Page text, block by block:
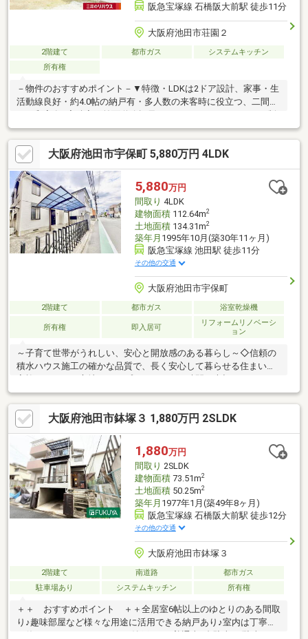
阪急宝塚線 石橋阪大前駅 徒歩11分
大阪府池田市荘園２
2階建て 都市ガス
システムキッチン
所有権
－物件のおすすめポイント－▼特徴・LDKは2ドア設計、家事・生
活動線良好・約4.0帖の納戸有・多人数の来客時に役立つ、二間続
きの和室有※容積率は前面道路幅員により4.2m×4／10×100％に制
限されます。※宅地造成工事規制区域内に位置するため、許可を
伴う宅地造成工事を行う際、大阪府知事の許可が必要。※建築基
準法に定める道路に接道していないため原則として建物の建築・
増築・改築は不可。 建築基準法43条2項1号の認定を受けた場合
には、建築物の建築・増築・改築が可能。■ ご希望の住まい探し
をお手伝いします ━━━━━・・・物件の詳細・ご相談はお気軽
にお問い合わせください。
大阪府池田市宇保町 5,880万円 4LDK
5,880万円
間取り 4LDK
建物面積112.64m2
土地面積134.31m2
築年月 1995年10月(築30年11ヶ月)
阪急宝塚線 池田駅 徒歩11分
その他の交通
大阪府池田市宇保町
2階建て 都市ガス 浴室乾燥機
所有権 即入居可
リフォームリノベーシ
ョン
～子育て世帯がうれしい、安心と開放感のある暮らし～◇信頼の
積水ハウス施工の確かな品質で、長く安心して暮らせる住まい◇
とりある4LDKの間取り◇駅徒歩11分の好立地で毎日の通勤、通学
に便利なアクセスの良さ◇開放的で落ち着いた周辺環境◇前面道
路が広く開放感あり◇人気の教育環境「池田市立呉服小学校」エ
リア【上場企業グループの不動産部門・なんぼや不動産】まずは
資料から→オレンジの【資料請求する】ボタンから！気軽に予約
→赤の【見学予約する】ボタンから！電話で相談→フリーダイヤ
ル：0120-963-221（年中無休）
大阪府池田市鉢塚３ 1,880万円 2SLDK
1,880万円
間取り 2SLDK
建物面積73.51m2
土地面積50.25m2
築年月 1977年1月(築49年8ヶ月)
阪急宝塚線 石橋阪大前駅 徒歩12分
その他の交通
大阪府池田市鉢塚３
2階建て 南道路
都市ガス
駐車場あり
システムキッチン 所有権
＋＋ おすすめポイント ＋＋全居室6帖以上のゆとりのある間取
り♪趣味部屋など様々な用途に活用できる納戸あり♪室内は丁寧に
お使い頂いております♪※Sは納戸です※普通車1台駐車可(駐車スペ